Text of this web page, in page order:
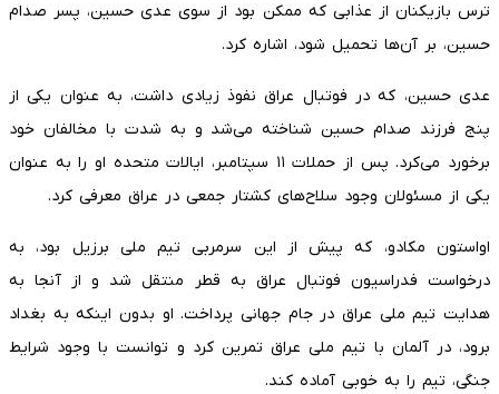
ترس بازیکنان از عذابی که ممکن بود از سوی عدی حسین، پسر صدام
حسین، بر آن‌ها تحمیل شود، اشاره کرد.
عدی حسین، که در فوتبال عراق نفوذ زیادی داشت، به عنوان یکی از
پنج فرزند صدام حسین شناخته می‌شد و به شدت با مخالفان خود
برخورد می‌کرد. پس از حملات ۱۱ سپتامبر، ایالات متحده او را به عنوان
یکی از مسئولان وجود سلاح‌های کشتار جمعی در عراق معرفی کرد.
اواستون مکادو، که پیش از این سرمربی تیم ملی برزیل بود، به
درخواست فدراسیون فوتبال عراق به قطر منتقل شد و از آنجا به
هدایت تیم ملی عراق در جام جهانی پرداخت. او بدون اینکه به بغداد
برود، در آلمان با تیم ملی عراق تمرین کرد و توانست با وجود شرایط
جنگی، تیم را به خوبی آماده کند.